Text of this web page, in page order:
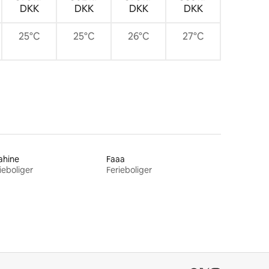
DKK
DKK
DKK
DKK
25°C 25°C 26°C 27°C
Faaa
Ferieboliger